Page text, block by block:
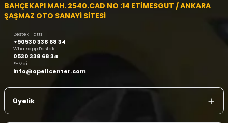
BAHÇEKAPI MAH. 2540.CAD NO :14 ETİMESGUT / ANKARA
ŞAŞMAZ OTO SANAYİ SİTESİ
Destek Hattı
+90530 338 68 34
Whatsapp Destek
0530 338 68 34
E-Mail
info@opellcenter.com
Üyelik